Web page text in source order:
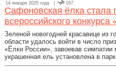
14 января 2025 года | 167
Сафоновская ёлка стала
всероссийского конкурса
Зеленой новогодней красавице из
области удалось войти в число
«Ёлки России», завоевав симпатии
украшенная ель установлена в